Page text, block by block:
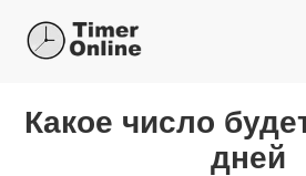
Какой день будет через
Какое число
дней